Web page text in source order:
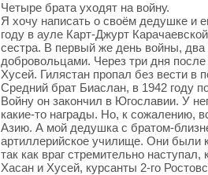
Четыре брата уходят на войну.
Я хочу написать о своём дедушке и
году в ауле Карт-Джурт
сестра. В первый же день войны,
добровольцами. Через три дня
Хусей. Гилястан пропал без вести в
Средний брат Биаслан, в 1942 году
Войну он закончил в Югославии. У
какие-то награды. Но, к сожалению,
Азию. А мой дедушка с братом-
артиллерийское училище. Они были
так как враг стремительно
Хасан и Хусей, курсанты 2-го